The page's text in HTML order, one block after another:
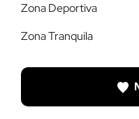
Zona Deportiva
Zona Tranquila